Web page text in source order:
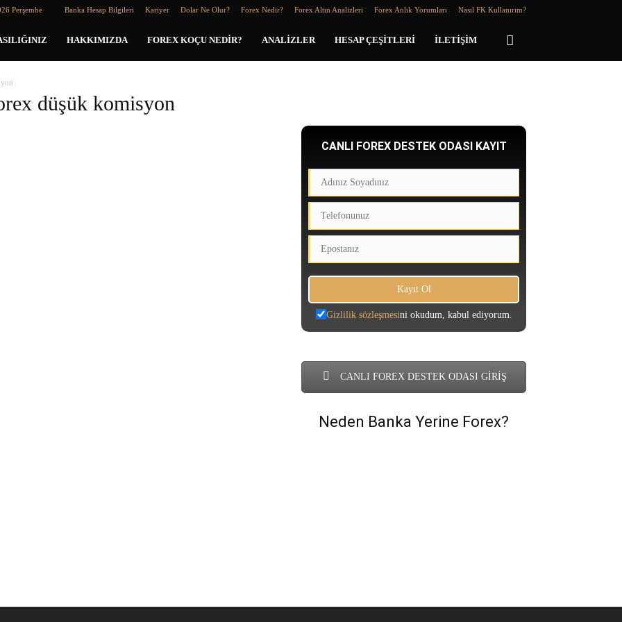
Perşembe Banka Hesap Bilgileri Kariyer Dolar Ne Olur? Forex Nedir? Forex Altın Analizleri Forex Anlık Yorumları Nasıl FK Kullanırım?
HAKKIMIZDA FOREX KOÇU NEDIR? ANALIZLER HESAP ÇEŞITLERI İLETIŞIM
düşük komisyon
CANLI FOREX DESTEK ODASI KAYIT
Gizlilik sözleşmesini okudum, kabul ediyorum.
CANLI FOREX DESTEK ODASI GİRİŞ
Neden Banka Yerine Forex?